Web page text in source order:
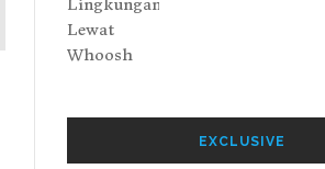
EXCLUSIVE